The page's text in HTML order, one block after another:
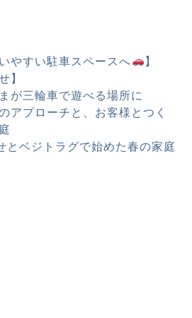
やすい駐車スペースへ
】
】
が三輪車で遊べる場所に
アプローチと、お客様とつく
とベジトラグで始めた春の家庭